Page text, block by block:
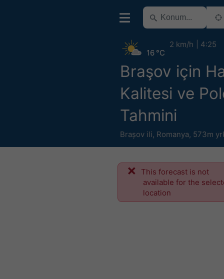
Braşov için
Kalitesi ve
Tahmini
Brașov ili, Romanya, 573m
16 °C
2 km/h 4:25
This forecast is not
available for the
location